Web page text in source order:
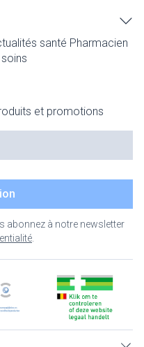
santé Pharmacien
et promotions
abonnez à notre newsletter